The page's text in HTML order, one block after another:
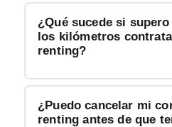
¿Qué sucede si
los kilómetros
renting?
¿Puedo cancelar mi
renting antes de que